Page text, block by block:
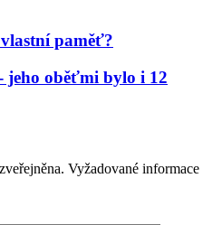
paměť?
jeho oběťmi bylo i 12
Vyžadované informace